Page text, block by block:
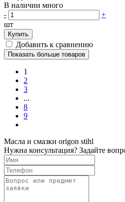
В наличии много
-
+
шт
Купить
Добавить к сравнению
Показать больше товаров
1
2
3
...
8
9
Масла и смазки origon stihl
Нужна консультация? Задайте